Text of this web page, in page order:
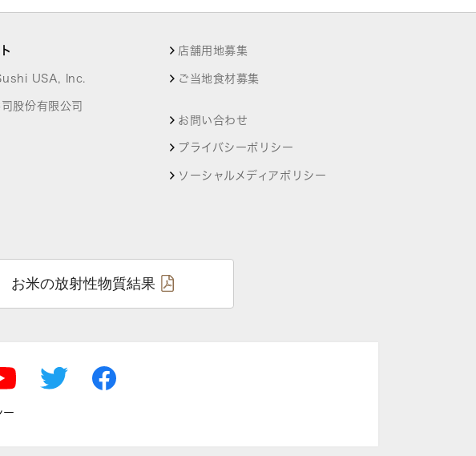
USA, Inc.
股份有限公司
店舗用地募集
ご当地食材募集
お問い合わせ
プライバシーポリシー
ソーシャルメディアポリシー
お米の放射性物質結果
ー